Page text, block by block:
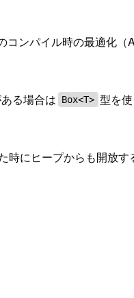
ンパイル時の最適化
る場合は Box<T> 型を
にヒープからも開放す